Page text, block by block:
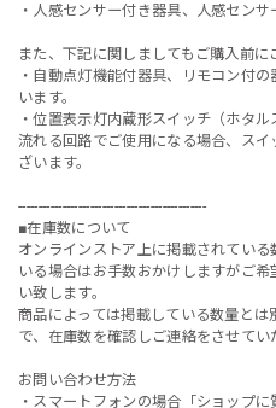
・人感センサー付き器具、人感センサ
また、下記に関しましてもご購入前に
・自動点灯機能付器具、リモコン付
います。
・位置表示灯内蔵形スイッチ（ホタ
流れる回路でご使用になる場合、ス
ざいます。
-----------------------------------------------
■在庫数について
オンラインストア上に掲載されてい
いる場合はお手数おかけしますがご
い致します。
商品によっては掲載している数量と
で、在庫数を確認しご連絡をさせてい
お問い合わせ方法
・スマートフォンの場合「ショップ